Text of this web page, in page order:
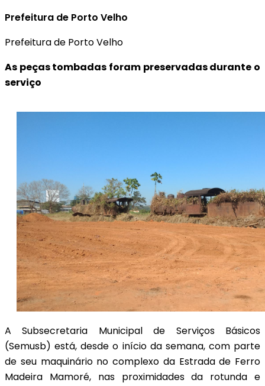
Prefeitura de Porto Velho
Prefeitura de Porto Velho
As peças tombadas foram preservadas durante o
serviço
A Subsecretaria Municipal de Serviços Básicos
(Semusb) está, desde o início da semana, com parte
de seu maquinário no complexo da Estrada de Ferro
Madeira Mamoré, nas proximidades da rotunda e